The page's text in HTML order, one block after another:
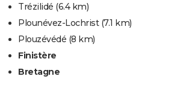
Trézilidé (6.4 km)
Plounévez-Lochrist(7.1 km)
Plouzévédé (8 km)
Finistère
Bretagne